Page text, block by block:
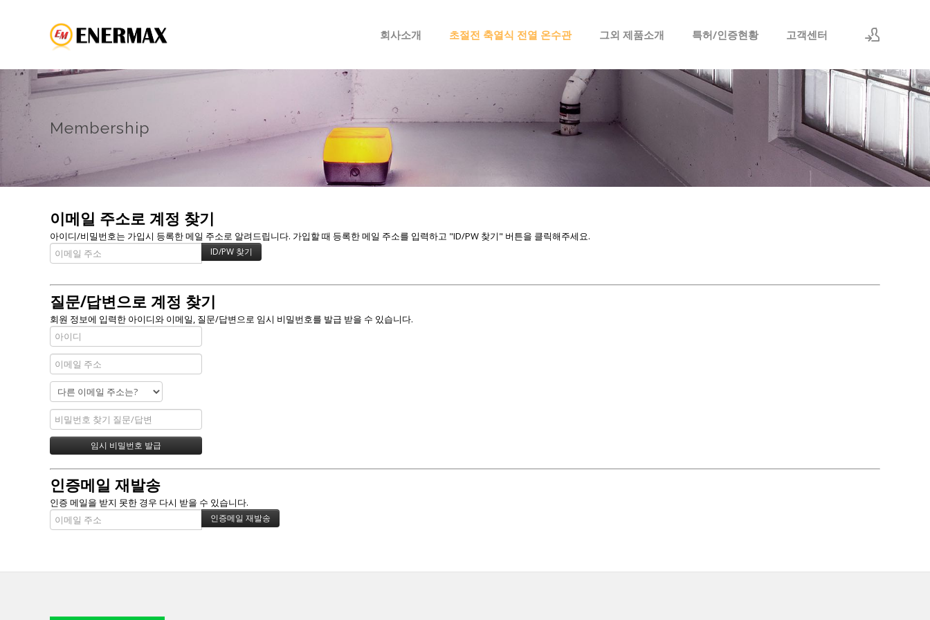
로그인
회사소개 초절전 축열식 전열 온수관 그외 제품소개 특허/인증현황 고객센터
Membership
이메일 주소로 계정 찾기
아이디/비밀번호는 가입시 등록한 메일 주소로 알려드립니다. 가입할 때 등록한 메일 주소를 입력하고 "ID/PW 찾기" 버튼을 클릭해주세요.
질문/답변으로 계정 찾기
회원 정보에 입력한 아이디와 이메일, 질문/답변으로 임시 비밀번호를 발급 받을 수 있습니다.
인증메일 재발송
인증 메일을 받지 못한 경우 다시 받을 수 있습니다.